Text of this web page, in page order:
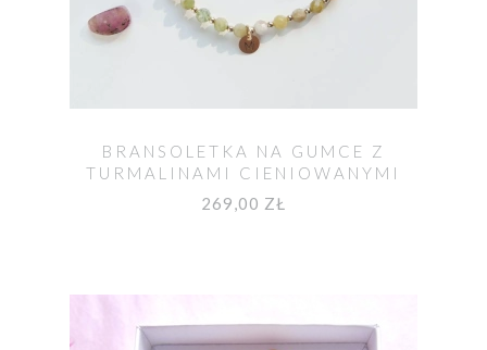
BRANSOLETKA NA GUMCE Z
TURMALINAMI CIENIOWANYMI
ROZMIAR S UNIKAT NO. 583
269,00 ZŁ